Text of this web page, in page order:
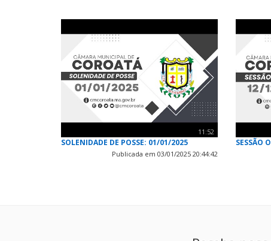
11:52
SOLENIDADE DE POSSE: 01/01/2025
Publicada em 03/01/2025 20:44:42
SESSÃO